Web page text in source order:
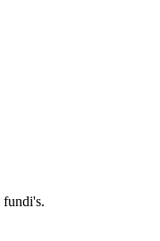
fundi's.